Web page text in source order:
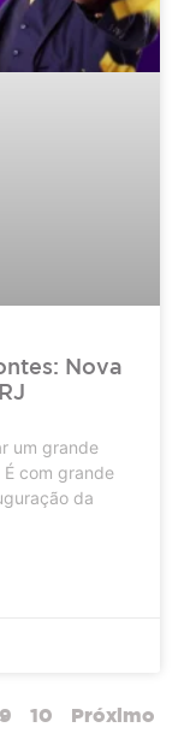
Nova
um grande
com grande
da
9 10 Próximo